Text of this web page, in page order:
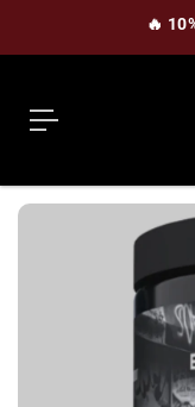
n
d
o
🔥